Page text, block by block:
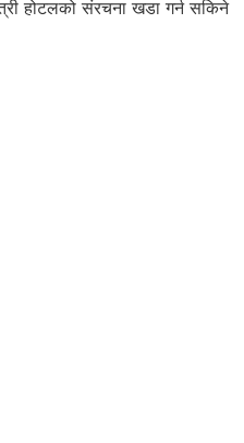
होटलको संरचना खडा गर्न सकिने